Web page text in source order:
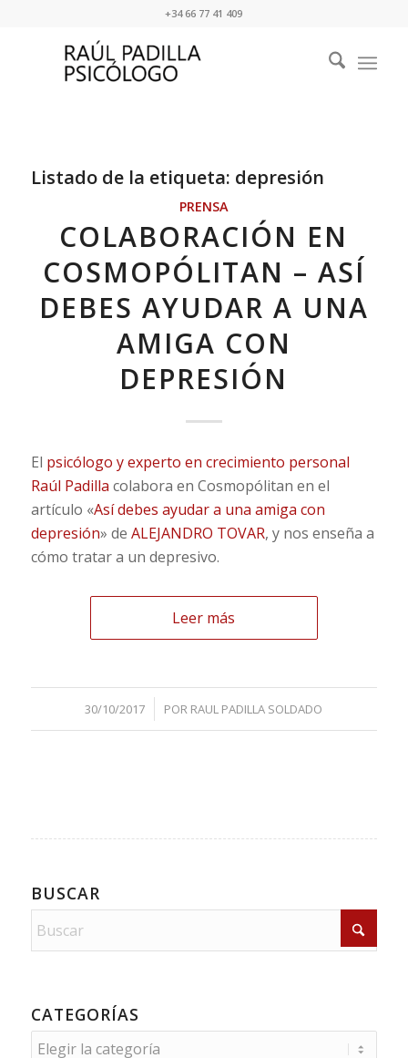
+34 66 77 41 409
Listado de la etiqueta: depresión
PRENSA
COLABORACIÓN EN
COSMOPÓLITAN – ASÍ
DEBES AYUDAR A UNA
AMIGA CON
DEPRESIÓN
El psicólogo y experto en crecimiento personal
Raúl Padilla colabora en Cosmopólitan en el
artículo «Así debes ayudar a una amiga con
depresión» de ALEJANDRO TOVAR, y nos enseña a
cómo tratar a un depresivo.
Leer más
30/10/2017
/ POR RAUL PADILLA SOLDADO
BUSCAR
CATEGORÍAS
Categorías